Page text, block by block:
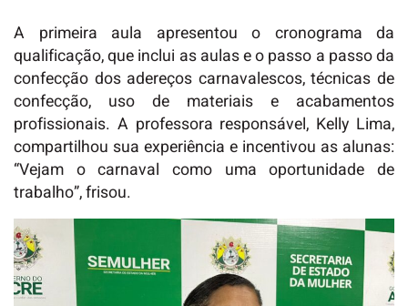
A primeira aula apresentou o cronograma da
qualificação, que inclui as aulas e o passo a passo da
confecção dos adereços carnavalescos, técnicas de
confecção, uso de materiais e acabamentos
profissionais. A professora responsável, Kelly Lima,
compartilhou sua experiência e incentivou as alunas:
“Vejam o carnaval como uma oportunidade de
trabalho”, frisou.